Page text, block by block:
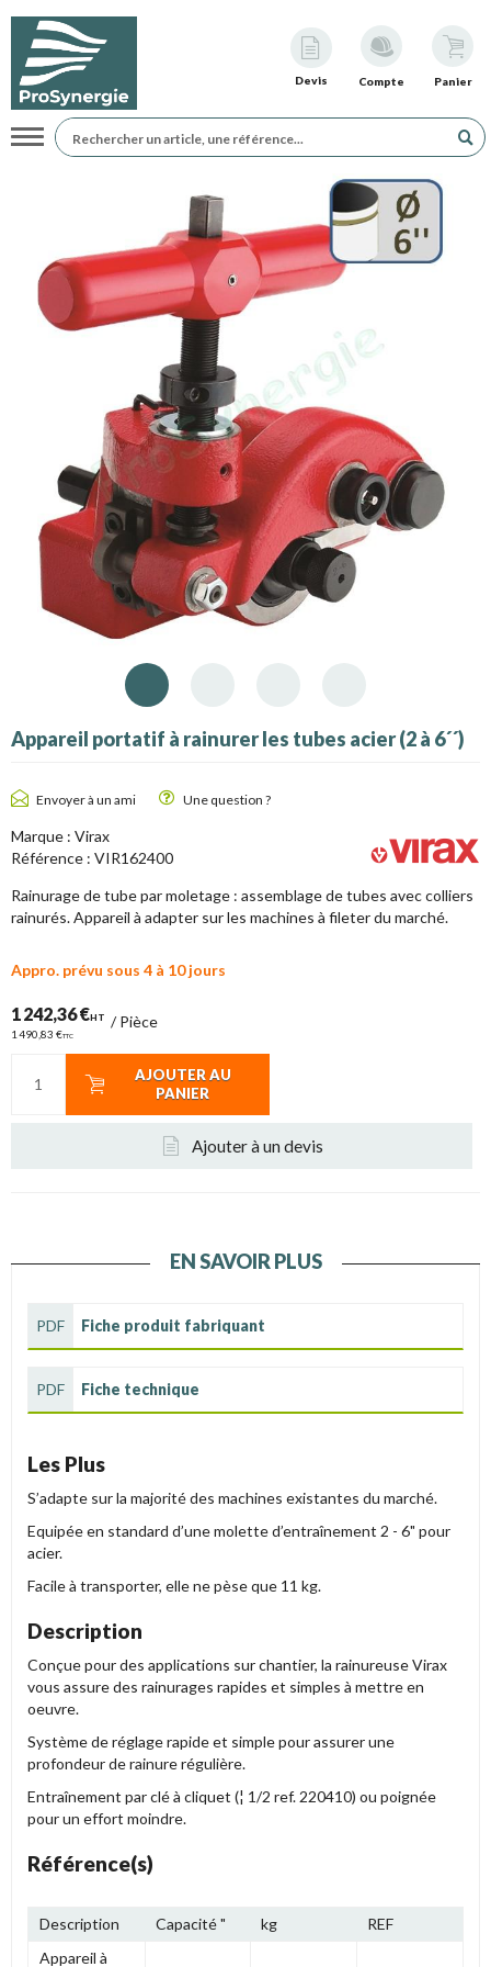
Devis Compte Panier
Navigation
Appareil portatif à rainurer les tubes acier (2 à 6´´)
Envoyer à un ami Une question ?
Marque : Virax
Référence : VIR162400
Rainurage de tube par moletage : assemblage de tubes avec colliers
rainurés. Appareil à adapter sur les machines à fileter du marché.
Appro. prévu sous 4 à 10 jours
1 242,36 €HT
1 490,83 €TTC
/Pièce
AJOUTER AU
PANIER
Ajouter à un devis
EN SAVOIR PLUS
PDF Fiche produit fabriquant
PDF Fiche technique
Les Plus
S’adapte sur la majorité des machines existantes du marché.
Equipée en standard d’une molette d’entraînement 2 - 6" pour
acier.
Facile à transporter, elle ne pèse que 11 kg.
Description
Conçue pour des applications sur chantier, la rainureuse Virax
vous assure des rainurages rapides et simples à mettre en
oeuvre.
Système de réglage rapide et simple pour assurer une
profondeur de rainure régulière.
Entraînement par clé à cliquet (¦ 1/2 ref. 220410) ou poignée
pour un effort moindre.
Référence(s)
Description Capacité " kg
REF
Appareil à